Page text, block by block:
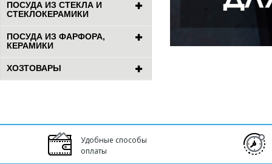
ПОСУДА ИЗ СТЕКЛА И
СТЕКЛОКЕРАМИКИ
ПОСУДА ИЗ ФАРФОРА,
КЕРАМИКИ
ХОЗТОВАРЫ
Удобные способы
оплаты